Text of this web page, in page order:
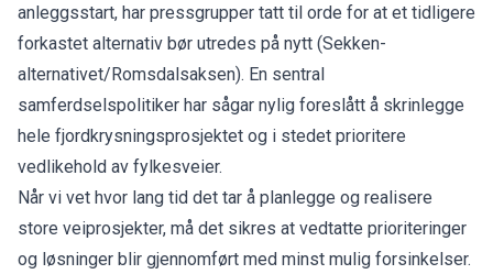
anleggsstart, har pressgrupper tatt til orde for at et tidligere
forkastet alternativ bør utredes på nytt (Sekken-
alternativet/Romsdalsaksen). En sentral
samferdselspolitiker har sågar nylig foreslått å skrinlegge
hele fjordkrysningsprosjektet og i stedet prioritere
vedlikehold av fylkesveier.
Når vi vet hvor lang tid det tar å planlegge og realisere
store veiprosjekter, må det sikres at vedtatte prioriteringer
og løsninger blir gjennomført med minst mulig forsinkelser.